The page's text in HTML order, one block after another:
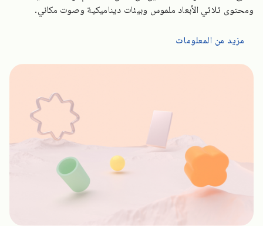
ومحتوى ثلاثي الأبعاد ملموس وبيئات ديناميكية وصوت مكاني.
مزيد من المعلومات